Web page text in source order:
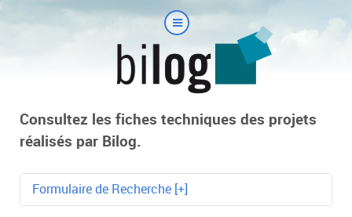
Consultez les fiches techniques des projets
réalisés par Bilog.
Formulaire de Recherche [+]